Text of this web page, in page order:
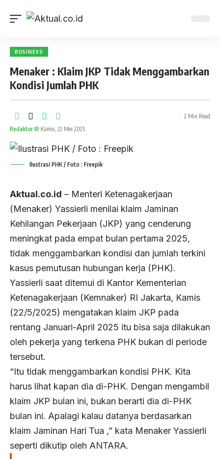
BUSINESS
Menaker : Klaim JKP Tidak Menggambarkan
Kondisi Jumlah PHK
Redaktur III Kamis, 22 Mei 2025
2 Min Read
Ilustrasi PHK / Foto : Freepik
Aktual.co.id – Menteri Ketenagakerjaan
(Menaker) Yassierli menilai klaim Jaminan
Kehilangan Pekerjaan (JKP) yang cenderung
meningkat pada empat bulan pertama 2025,
tidak menggambarkan kondisi dan jumlah terkini
kasus pemutusan hubungan kerja (PHK).
Yassierli saat ditemui di Kantor Kementerian
Ketenagakerjaan (Kemnaker) RI Jakarta, Kamis
(22/5/2025) mengatakan klaim JKP pada
rentang Januari-April 2025 itu bisa saja dilakukan
oleh pekerja yang terkena PHK bukan di periode
tersebut.
“Itu tidak menggambarkan kondisi PHK. Kita
harus lihat kapan dia di-PHK. Dengan mengambil
klaim JKP bulan ini, bukan berarti dia di-PHK
bulan ini. Apalagi kalau datanya berdasarkan
klaim Jaminan Hari Tua ,” kata Menaker Yassierli
seperti dikutip oleh ANTARA.